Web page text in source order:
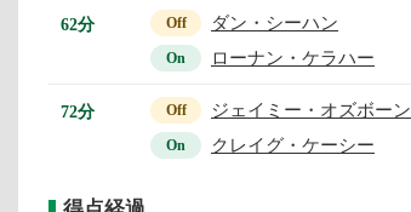
62分 Off ダン・シーハン
On ローナン・ケラハー
72分 Off ジェイミー・オズボーン
On クレイグ・ケーシー